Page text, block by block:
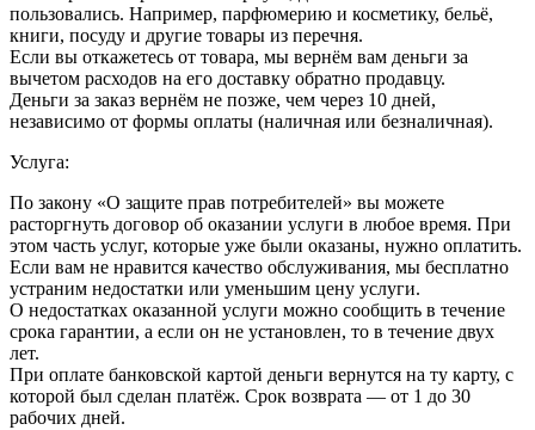
пользовались. Например, парфюмерию и косметику, бельё,
книги, посуду и другие товары из перечня.
Если вы откажетесь от товара, мы вернём вам деньги за
вычетом расходов на его доставку обратно продавцу.
Деньги за заказ вернём не позже, чем через 10 дней,
независимо от формы оплаты (наличная или безналичная).
Услуга:
По закону «О защите прав потребителей» вы можете
расторгнуть договор об оказании услуги в любое время. При
этом часть услуг, которые уже были оказаны, нужно оплатить.
Если вам не нравится качество обслуживания, мы бесплатно
устраним недостатки или уменьшим цену услуги.
О недостатках оказанной услуги можно сообщить в течение
срока гарантии, а если он не установлен, то в течение двух
лет.
При оплате банковской картой деньги вернутся на ту карту, с
которой был сделан платёж. Срок возврата — от 1 до 30
рабочих дней.